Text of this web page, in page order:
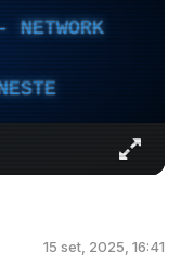
15 set, 2025, 16:41